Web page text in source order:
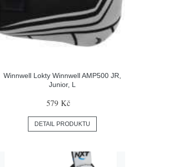
Winnwell Lokty Winnwell AMP500 JR,
Junior, L
579 Kč
DETAIL PRODUKTU